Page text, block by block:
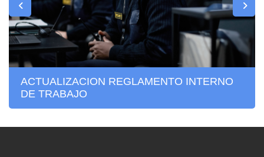
ACTUALIZACION REGLAMENTO INTERNO
DE TRABAJO